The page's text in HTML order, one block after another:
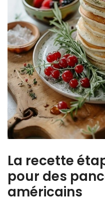
La recette
pour des
américains